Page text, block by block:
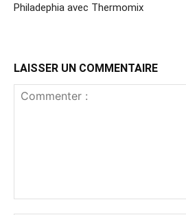
Philadephia avec Thermomix
LAISSER UN COMMENTAIRE